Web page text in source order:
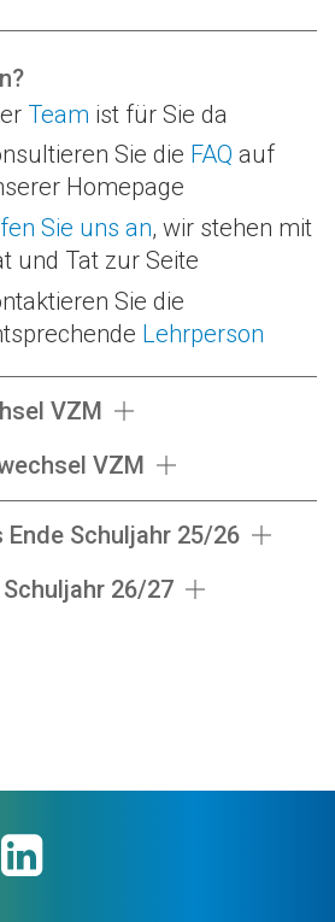
Team ist für Sie da
Sie die FAQ auf
Homepage
Sie uns an, wir stehen mit
und Tat zur Seite
Sie die
Lehrperson
VZM
VZM
Schuljahr 25/26
26/27